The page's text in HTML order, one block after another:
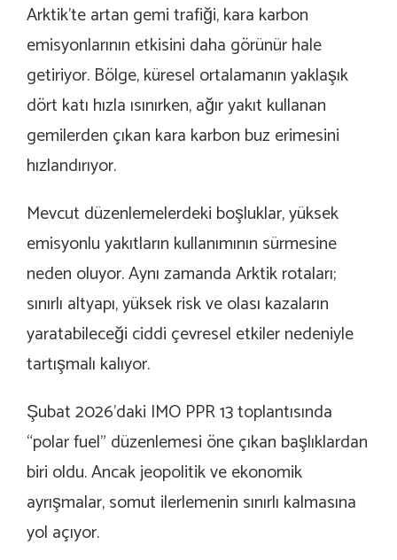
Arktik’te artan gemi trafiği, kara karbon
emisyonlarının etkisini daha görünür hale
getiriyor. Bölge, küresel ortalamanın yaklaşık
dört katı hızla ısınırken, ağır yakıt kullanan
gemilerden çıkan kara karbon buz erimesini
hızlandırıyor.
Mevcut düzenlemelerdeki boşluklar, yüksek
emisyonlu yakıtların kullanımının sürmesine
neden oluyor. Aynı zamanda Arktik rotaları;
sınırlı altyapı, yüksek risk ve olası kazaların
yaratabileceği ciddi çevresel etkiler nedeniyle
tartışmalı kalıyor.
Şubat 2026’daki IMO PPR 13 toplantısında
“polar fuel” düzenlemesi öne çıkan başlıklardan
biri oldu. Ancak jeopolitik ve ekonomik
ayrışmalar, somut ilerlemenin sınırlı kalmasına
yol açıyor.